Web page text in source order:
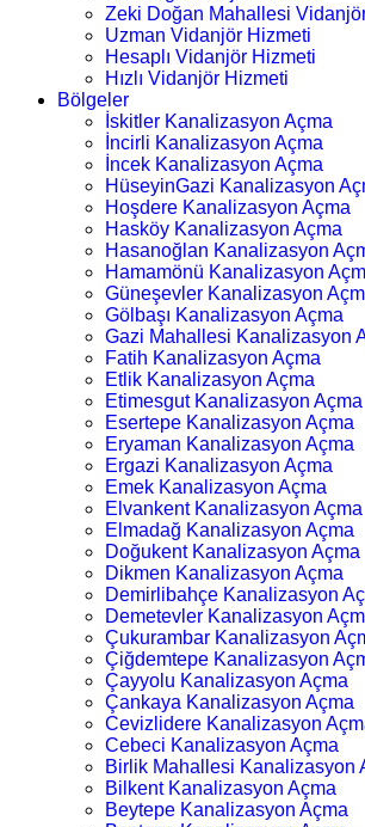
Zeki Doğan Mahallesi
Uzman Vidanjör Hizmeti
Hesaplı Vidanjör Hizmeti
Hızlı Vidanjör Hizmeti
Bölgeler
İskitler Kanalizasyon Açma
İncirli Kanalizasyon Açma
İncek Kanalizasyon Açma
HüseyinGazi Kanalizasyon
Hoşdere Kanalizasyon Açma
Hasköy Kanalizasyon Açma
Hasanoğlan Kanalizasyon
Hamamönü Kanalizasyon
Güneşevler Kanalizasyon
Gölbaşı Kanalizasyon Açma
Gazi Mahallesi Kanalizasyon
Fatih Kanalizasyon Açma
Etlik Kanalizasyon Açma
Etimesgut Kanalizasyon Açma
Esertepe Kanalizasyon Açma
Eryaman Kanalizasyon Açma
Ergazi Kanalizasyon Açma
Emek Kanalizasyon Açma
Elvankent Kanalizasyon Açma
Elmadağ Kanalizasyon Açma
Doğukent Kanalizasyon Açma
Dikmen Kanalizasyon Açma
Demirlibahçe Kanalizasyon
Demetevler Kanalizasyon
Çukurambar Kanalizasyon
Çiğdemtepe Kanalizasyon
Çayyolu Kanalizasyon Açma
Çankaya Kanalizasyon Açma
Cevizlidere Kanalizasyon
Cebeci Kanalizasyon Açma
Birlik Mahallesi Kanalizasyon
Bilkent Kanalizasyon Açma
Beytepe Kanalizasyon Açma